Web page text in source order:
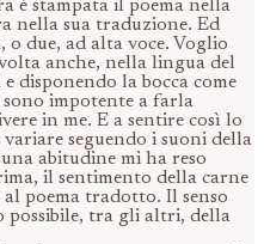
è stampata il poema nella
nella sua traduzione. Ed
due, ad alta voce. Voglio
anche, nella lingua del
disponendo la bocca come
impotente a farla
in me. E a sentire così lo
seguendo i suoni della
abitudine mi ha reso
il sentimento della carne
poema tradotto. Il senso
tra gli altri, della